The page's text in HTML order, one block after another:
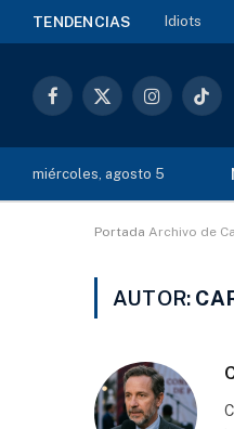
TENDENCIAS Idiots
Facebook
X
Instagram
miércoles, agosto 5
Portada Archivo de
AUTOR: